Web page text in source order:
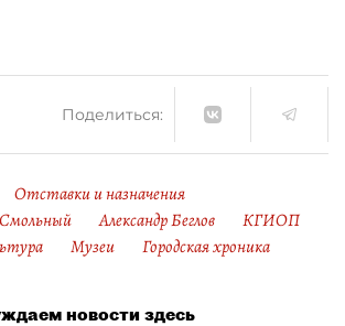
Поделиться:
Отставки и назначения
Смольный Александр Беглов
КГИОП
Музеи Городская хроника
новости здесь